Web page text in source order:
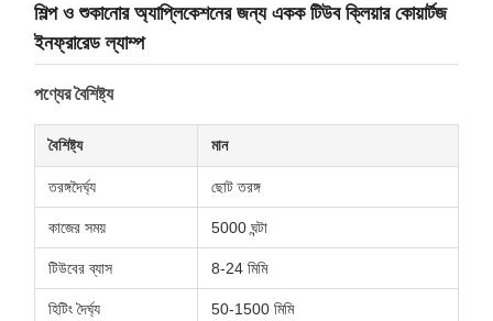
শিল্প ও শুকানোর অ্যাপ্লিকেশনের জন্য একক টিউব ক্লিয়ার কোয়ার্টজ
ইনফ্রারেড ল্যাম্প
পণ্যের বৈশিষ্ট্য
বৈশিষ্ট্য মান
তরঙ্গদৈর্ঘ্য ছোট তরঙ্গ
কাজের সময় 5000 ঘন্টা
টিউবের ব্যাস 8-24 মিমি
হিটিং দৈর্ঘ্য 50-1500 মিমি